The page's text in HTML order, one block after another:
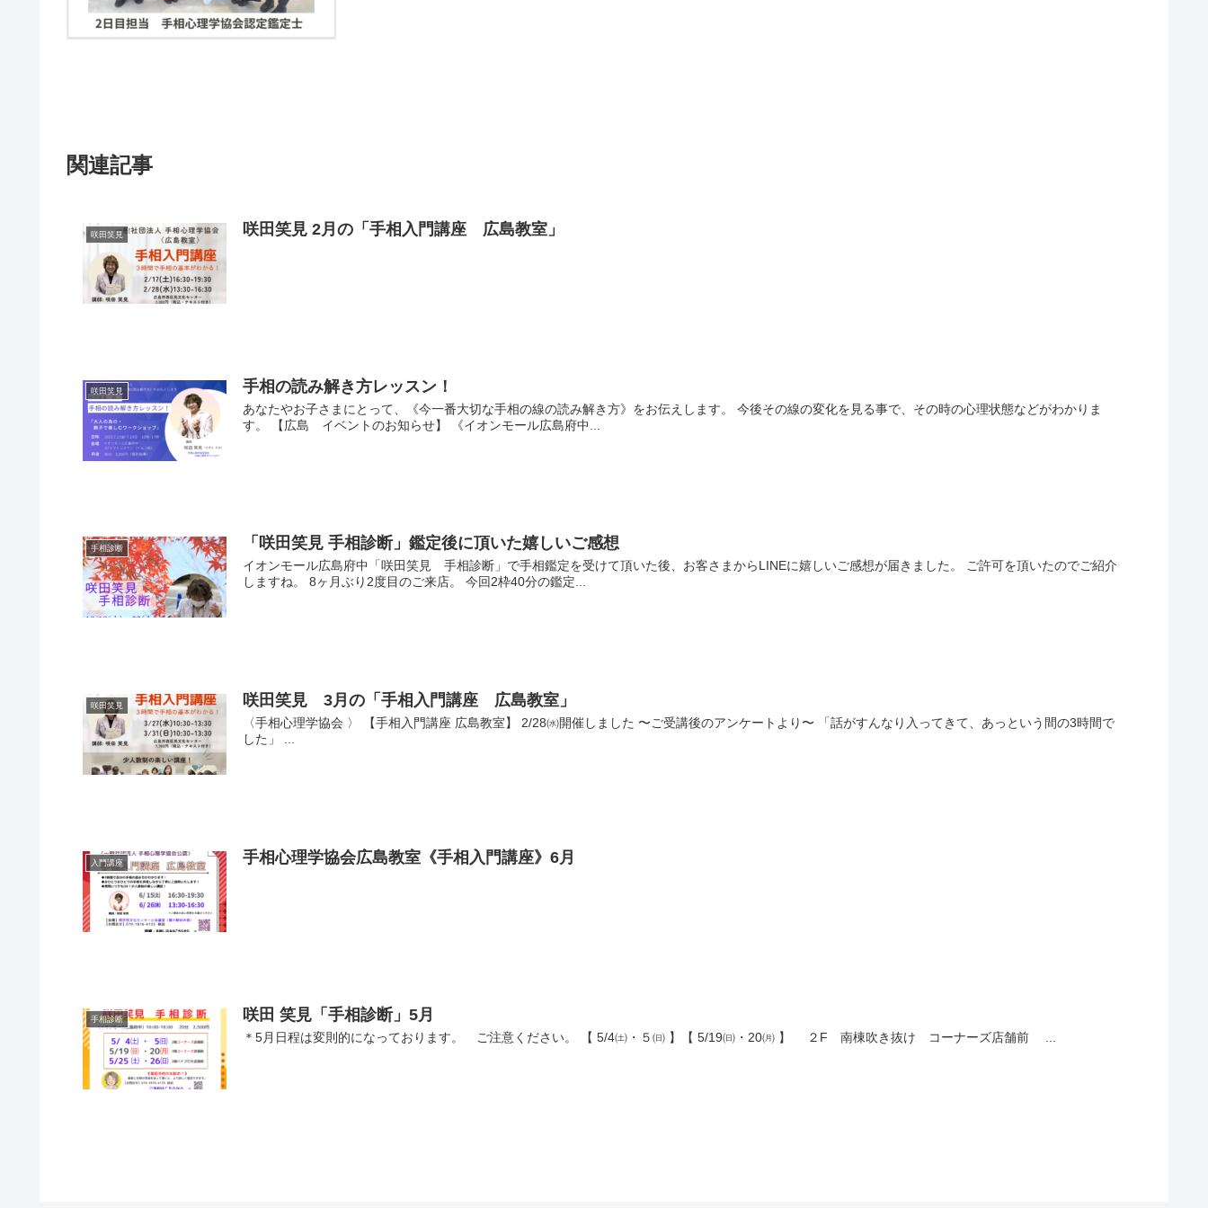
関連記事
咲田笑見 咲田笑見 2月の「手相入門講座 広島教室」
咲田笑見 手相の読み解き方レッスン！
あなたやお子さまにとって、《今一番大切な手相の線の読み解き方》をお伝えします。 今後その線の変化を見る事で、その時の心理状態などがわかりま
す。 【広島 イベントのお知らせ】 《イオンモール広島府中...
手相診断 「咲田笑見 手相診断」鑑定後に頂いた嬉しいご感想
イオンモール広島府中「咲田笑見 手相診断」で手相鑑定を受けて頂いた後、お客さまからLINEに嬉しいご感想が届きました。 ご許可を頂いたのでご紹介
しますね。 8ヶ月ぶり2度目のご来店。 今回2枠40分の鑑定...
咲田笑見 咲田笑見 3月の「手相入門講座 広島教室」
〈手相心理学協会 〉 【手相入門講座 広島教室】 2/28㈬開催しました 〜ご受講後のアンケートより〜 「話がすんなり入ってきて、あっという間の3時間で
した」 ...
入門講座 手相心理学協会広島教室《手相入門講座》6月
手相診断 咲田 笑見「手相診断」5月
＊5月日程は変則的になっております。 ご注意ください。 【 5/4㈯・５㈰ 】【 5/19㈰・20㈪ 】 ２F 南棟吹き抜け コーナーズ店舗前 ...